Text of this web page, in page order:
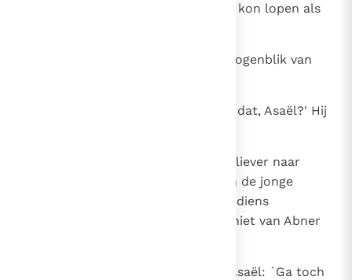
Joab, Abisai en Asaël. Deze Asaël kon lopen als
Hij zette Abner na en week geen ogenblik van
Abner keek om en vroeg: `Ben jij dat, Asaël?' Hij
Daarop riep Abner hem toe: `Ga liever naar
rechts of naar links, grijp een van de jonge
mannen en maak je meester van diens
wapenrusting.' Maar Asaël wilde niet van Abner
Daarom zei Abner nog eens tot Asaël: `Ga toch